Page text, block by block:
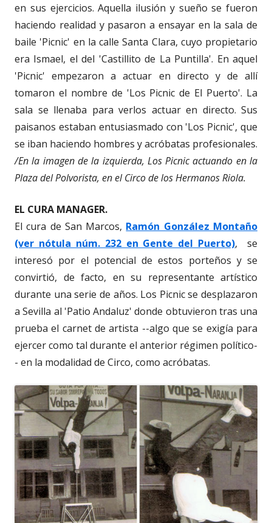
en sus ejercicios. Aquella ilusión y sueño se fueron
haciendo realidad y pasaron a ensayar en la sala de
baile 'Picnic' en la calle Santa Clara, cuyo propietario
era Ismael, el del 'Castillito de La Puntilla'. En aquel
'Picnic' empezaron a actuar en directo y de allí
tomaron el nombre de 'Los Picnic de El Puerto'. La
sala se llenaba para verlos actuar en directo. Sus
paisanos estaban entusiasmado con 'Los Picnic', que
se iban haciendo hombres y acróbatas profesionales.
/En la imagen de la izquierda, Los Picnic actuando en la
Plaza del Polvorista, en el Circo de los Hermanos Riola.
EL CURA MANAGER.
El cura de San Marcos, Ramón González Montaño
(ver nótula núm. 232 en Gente del Puerto), se
interesó por el potencial de estos porteños y se
convirtió, de facto, en su representante artístico
durante una serie de años. Los Picnic se desplazaron
a Sevilla al 'Patio Andaluz' donde obtuvieron tras una
prueba el carnet de artista --algo que se exigía para
ejercer como tal durante el anterior régimen político-
- en la modalidad de Circo, como acróbatas.